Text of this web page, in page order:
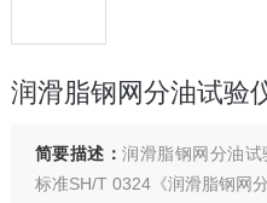
润滑脂钢网分油试验
简要描述：润滑脂钢网分油
标准SH/T 0324《润滑脂钢网